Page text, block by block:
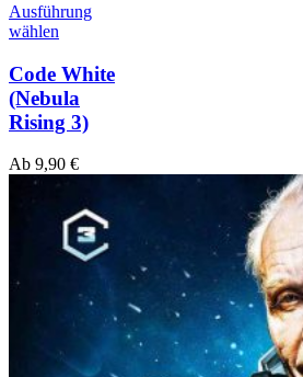
Ausführung
wählen
Code White
(Nebula
Rising 3)
Ab 9,90 €